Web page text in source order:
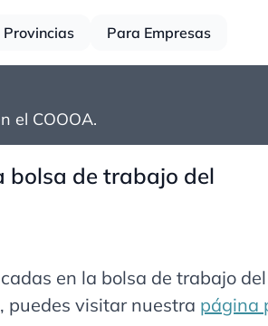
Provincias Para Empresas
el COOOA.
bolsa de trabajo del
en la bolsa de trabajo
puedes visitar nuestra página